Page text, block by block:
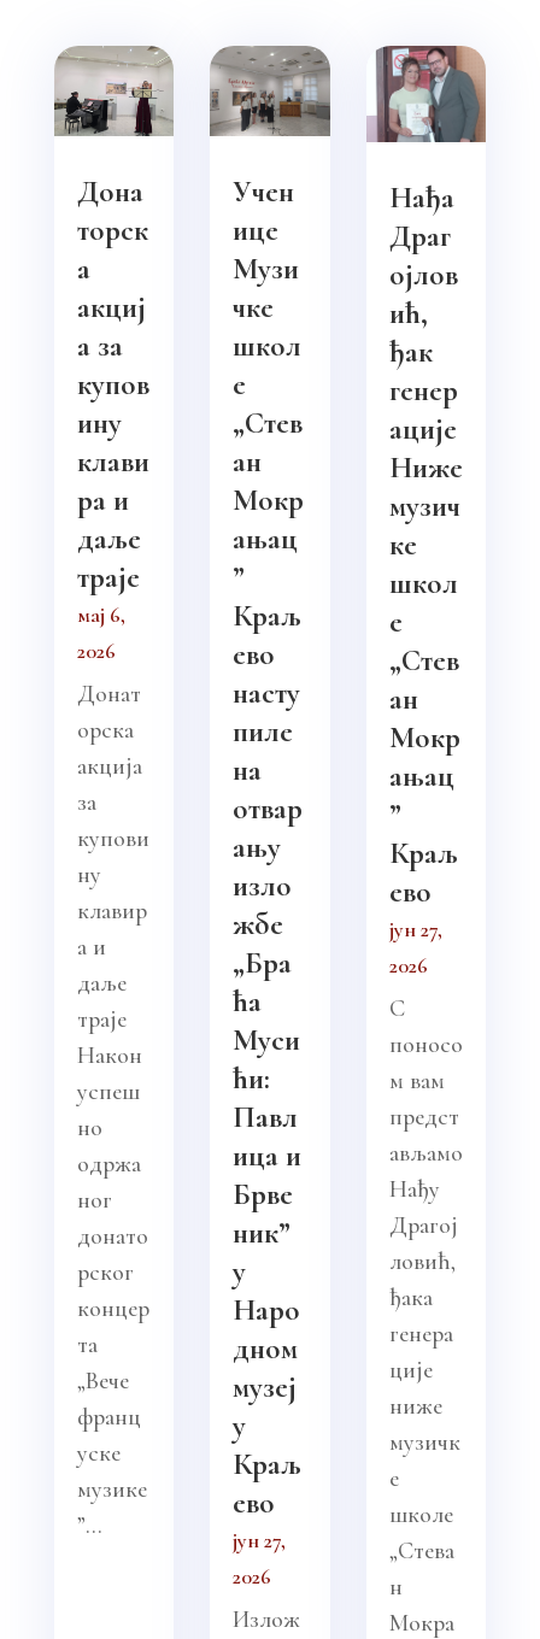
Дона
торск
а
акциј
а за
купов
ину
клави
ра и
даље
траје
мај 6,
2026
Донат
орска
акција
за
купови
ну
клавир
а и
даље
траје
Након
успеш
но
одржа
ног
донато
рског
концер
та
„Вече
франц
уске
музике
”...
Учен
ице
Музи
чке
школ
е
„Стев
ан
Мокр
ањац
”
Краљ
ево
насту
пиле
на
отвар
ању
изло
жбе
„Бра
ћа
Муси
ћи:
Павл
ица и
Брве
ник”
у
Наро
дном
музеј
у
Краљ
ево
јун 27,
2026
Излож
Нађа
Драг
ојлов
ић,
ђак
генер
ације
Ниже
музич
ке
школ
е
„Стев
ан
Мокр
ањац
”
Краљ
ево
јун 27,
2026
С
поносо
м вам
предст
ављамо
Нађу
Драгој
ловић,
ђака
генера
ције
ниже
музичк
е
школе
„Стева
н
Мокра